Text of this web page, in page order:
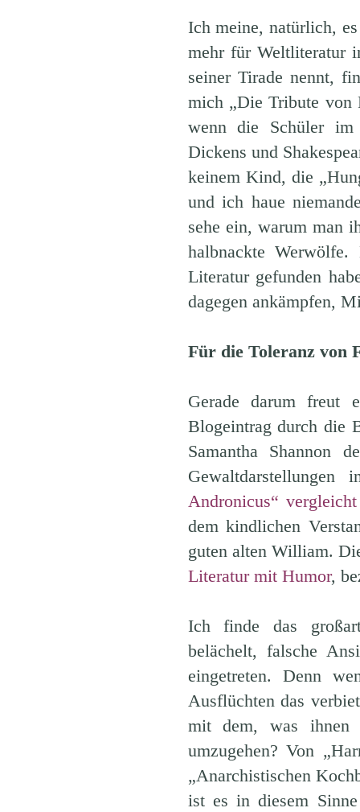
Ich meine, natürlich,
mehr für Weltliteratur
seiner Tirade nennt,
mich „Die Tribute von
wenn die Schüler im
Dickens und
keinem Kind, die
und ich haue
sehe ein, warum man
halbnackte
Literatur gefunden
dagegen ankämpfen,
Für die Toleranz von
Gerade darum freut
Blogeintrag durch die
Samantha Shannon
Andronicus“ vergleicht
dem kindlichen
guten alten William.
Literatur mit Humor,
Ich finde das
belächelt, falsche
eingetreten. Denn
Ausflüchten das
mit dem, was ihnen
umzugehen? Von
„Anarchistischen
ist es in diesem